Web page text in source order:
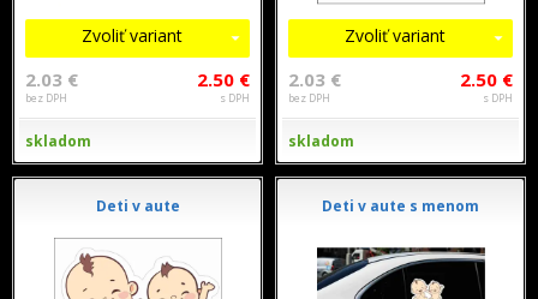
Zvoliť variant
2.03 €
bez DPH
2.50 €
s DPH
skladom
Zvoliť variant
2.03 €
bez DPH
2.50 €
s DPH
skladom
Deti v aute Deti v aute s menom